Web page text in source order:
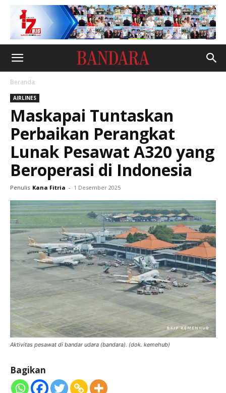
Beranda
AIRLINES
Maskapai Tuntaskan
Perbaikan Perangkat
Lunak Pesawat A320 yang
Beroperasi di Indonesia
Penulis Kana Fitria - 1 Desember 2025
Aktivitas pesawat di bandar udara (bandara). (dok. kemehub)
Bagikan